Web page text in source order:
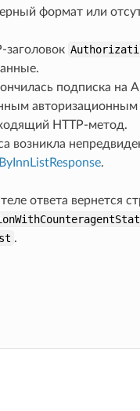
формат или
заголовок
подписка на
HTTP-метод.
возникла
.
ответа вернется
.